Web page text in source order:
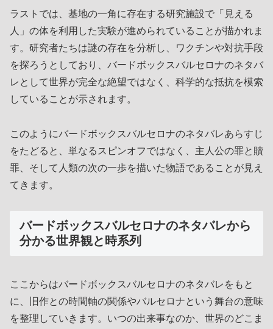
ラストでは、基地の一角に存在する研究施設で「見える
人」の体を利用した実験が進められていることが描かれま
す。研究者たちは謎の存在を分析し、ワクチンや対抗手段
を探ろうとしており、バードボックスバルセロナのネタバ
レとして世界が完全な絶望ではなく、科学的な抵抗を模索
していることが示されます。
このようにバードボックスバルセロナのネタバレあらすじ
をたどると、単なるスピンオフではなく、主人公の罪と贖
罪、そして人類の次の一歩を描いた物語であることが見え
てきます。
バードボックスバルセロナのネタバレから
分かる世界観と時系列
ここからはバードボックスバルセロナのネタバレをもと
に、旧作との時間軸の関係やバルセロナという舞台の意味
を整理していきます。いつの出来事なのか、世界のどこま